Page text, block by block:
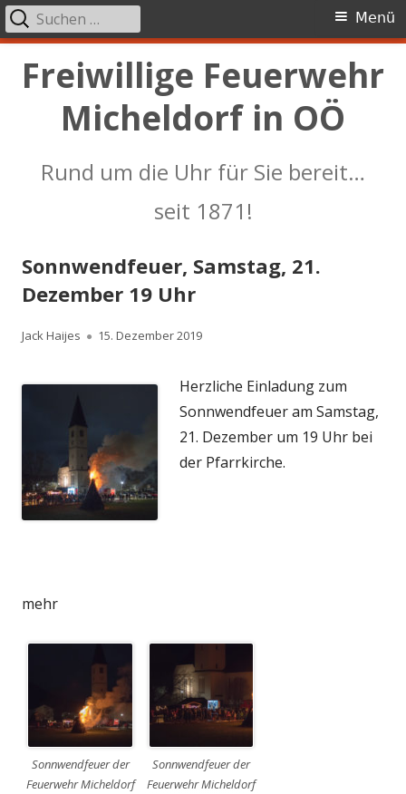
Freiwillige Feuerwehr
Micheldorf in OÖ
Rund um die Uhr für Sie bereit…
seit 1871!
Primäres
Menü
Menü
Suchen
nach:
Sonnwendfeuer, Samstag, 21.
Dezember 19 Uhr
Autor
Jack Haijes
Veröffentlicht
15. Dezember 2019
Herzliche Einladung zum
Sonnwendfeuer am Samstag,
21. Dezember um 19 Uhr bei
der Pfarrkirche.
mehr
Sonnwendfeuer der
Feuerwehr Micheldorf
Sonnwendfeuer der
Feuerwehr Micheldorf